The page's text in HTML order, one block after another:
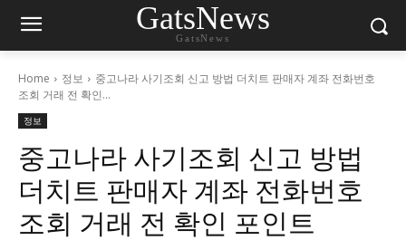
GatsNews
GatsNews
Home 정보
중고나라 사기조회 신고 방법 더치트 판매자 계좌 전화번호
조회 거래 전 확인...
정보
중고나라 사기조회 신고 방법
더치트 판매자 계좌 전화번호
조회 거래 전 확인 포인트